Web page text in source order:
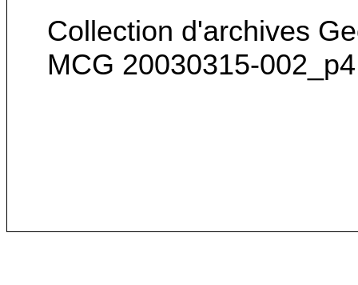
Collection d'archives
MCG 20030315-002_p4